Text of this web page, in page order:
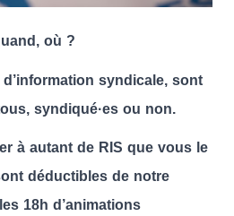
où ?
syndicale, sont
, syndiqué·es ou non.
à autant de RIS que vous le
déductibles de notre
18h d’animations